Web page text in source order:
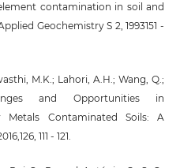
contamination in soil and
Geochemistry S 2, 1993151 -
M.K.; Lahori, A.H.; Wang, Q.;
and Opportunities in
Metals Contaminated Soils: A
111 - 121.